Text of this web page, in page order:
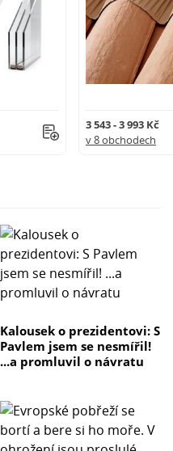
3 543 - 3 993 Kč
v 8 obchodech
Kalousek o prezidentovi: S
Pavlem jsem se nesmířil!
...a promluvil o návratu